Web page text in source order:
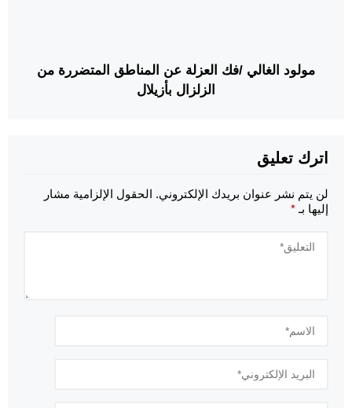
مولود الغالي /فك العزلة عن المناطق المتضررة من
الزلزال بأزيلال
اترك تعليق
لن يتم نشر عنوان بريدك الإلكتروني. الحقول الإلزامية مشار
إليها بـ *